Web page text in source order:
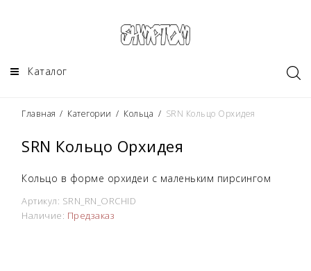
Каталог
Главная / Категории / Кольца / SRN Кольцо Орхидея
SRN Кольцо Орхидея
Кольцо в форме орхидеи с маленьким пирсингом
Артикул: SRN_RN_ORCHID
Наличие: Предзаказ